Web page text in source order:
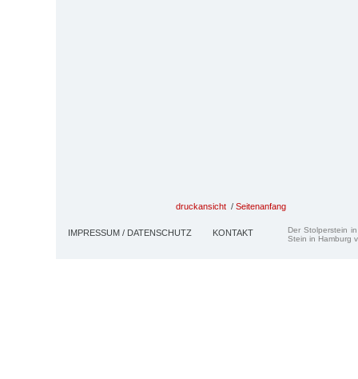
druckansicht / Seitenanfang
IMPRESSUM / DATENSCHUTZ KONTAKT
Der Stolperstein
Stein in Hamburg